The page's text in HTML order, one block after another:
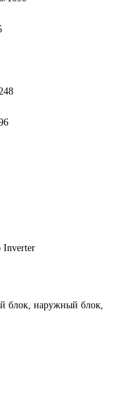
Inverter
блок, наружный блок,